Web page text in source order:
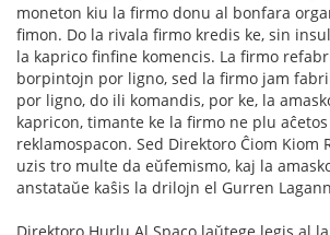
moneton kiu la firmo donu al bonfara
fimon. Do la rivala firmo kredis ke, sin
la kaprico finfine komencis. La firmo
borpintojn por ligno, sed la firmo jam
por ligno, do ili komandis, por ke, la
kapricon, timante ke la firmo ne plu
reklamospacon. Sed Direktoro Ĉiom Kiom
uzis tro multe da eŭfemismo, kaj la
anstataŭe kaŝis la drilojn el Gurren